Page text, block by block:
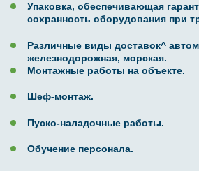
Упаковка, обеспечивающая
сохранность оборудования при
Различные виды доставок^
железнодорожная, морская.
Монтажные работы на объекте.
Шеф-монтаж.
Пуско-наладочные работы.
Обучение персонала.